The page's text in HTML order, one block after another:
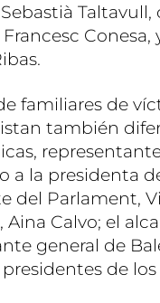
familiares de
también
a la presidenta
del Parlament,
Aina Calvo; el
general de
de